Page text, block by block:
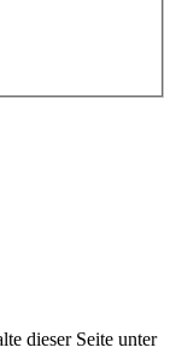
dieser Seite unter